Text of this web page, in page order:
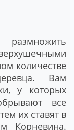
количестве
Вам
у которых
все
их ставят в
Корневина.